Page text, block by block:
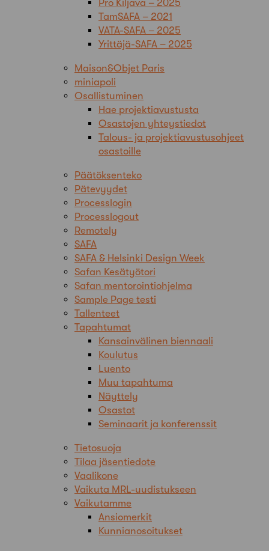
Pro Kiljava – 2025
TamSAFA – 2021
VATA-SAFA – 2025
Yrittäjä-SAFA – 2025
Maison&Objet Paris
miniapoli
Osallistuminen
Hae projektiavustusta
Osastojen yhteystiedot
Talous- ja projektiavustusohjeet
osastoille
Päätöksenteko
Pätevyydet
Processlogin
Processlogout
Remotely
SAFA
SAFA & Helsinki Design Week
Safan Kesätyötori
Safan mentorointiohjelma
Sample Page testi
Tallenteet
Tapahtumat
Kansainvälinen biennaali
Koulutus
Luento
Muu tapahtuma
Näyttely
Osastot
Seminaarit ja konferenssit
Tietosuoja
Tilaa jäsentiedote
Vaalikone
Vaikuta MRL-uudistukseen
Vaikutamme
Ansiomerkit
Kunnianosoitukset